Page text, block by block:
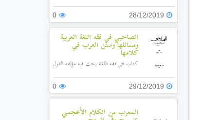
والانحراف، ثم في المشابهة، ثم في معنى
سار على منهاجه، ثم في أسماء الطرق،
وفي أنواع البعد...إلى أن ختمه في باب
تساقط الشعر ونحوه ليظهر ما تحته.
28/12/2019
0
الصاحبي في فقه اللغة العربية
ومسائلها وسنن العرب في
كلامها
كتاب في فقه اللغة بحث فيه مؤلفه القول
الكلام، وأقسامه، وباب الأسماء
والحروف، ومعاني الكلام، وختم بباب
لسنن العرب في حقائق الكلام.
29/12/2019
0
المعرب من الكلام الأعجمي